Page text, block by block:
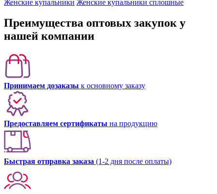
Женские купальники Женские купальники сплошные
Преимущества оптовых закупок у
нашей компании
Принимаем дозаказы к основному заказу
Предоставляем сертификаты на продукцию
Быстрая отправка заказа (1-2 дня после оплаты)